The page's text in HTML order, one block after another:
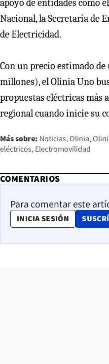
apoyo de entidades como
Nacional, la Secretaría de
de Electricidad.
Con un precio estimado de
millones), el Olinia Uno
propuestas eléctricas más
regional cuando inicie su
Más sobre: Noticias Olinia
eléctricos Electromovilidad
COMENTARIOS
Para comentar este
INICIA SESIÓN OPENS